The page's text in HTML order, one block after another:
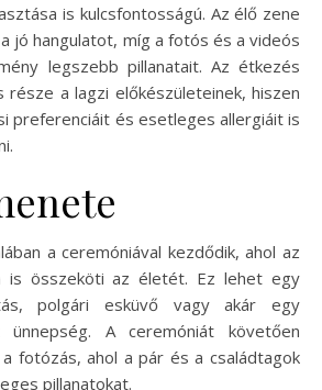
is kulcsfontosságú. Az élő zene
jó hangulatot, míg a fotós és a videós
legszebb pillanatait. Az étkezés
a lagzi előkészületeinek, hiszen
preferenciáit és esetleges allergiáit is
a ceremóniával kezdődik, ahol az
is összeköti az életét. Ez lehet egy
polgári esküvő vagy akár egy
A ceremóniát követően
fotózás, ahol a pár és a családtagok
pillanatokat.